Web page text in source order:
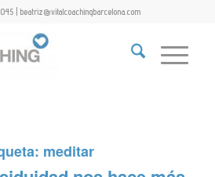
| beatriz@vitalcoachingbarcelona.com
meditar